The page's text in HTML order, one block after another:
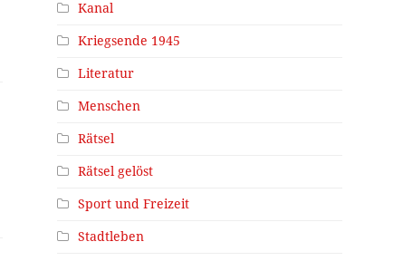
Kanal
Kriegsende 1945
Literatur
Menschen
Rätsel
Rätsel gelöst
Sport und Freizeit
Stadtleben